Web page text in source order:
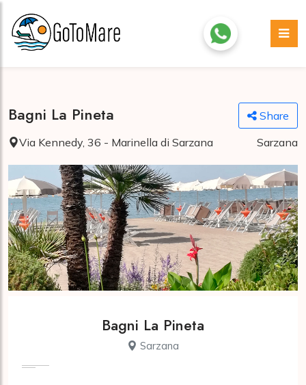
Bagni La Pineta
Share
Via Kennedy, 36 - Marinella di Sarzana
Sarzana
Bagni La Pineta
Sarzana